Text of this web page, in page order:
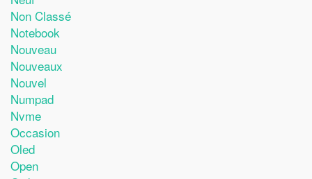
Non Classé
Notebook
Nouveau
Nouveaux
Nouvel
Numpad
Nvme
Occasion
Oled
Open